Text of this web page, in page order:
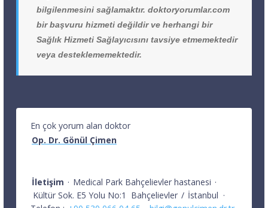
bilgilenmesini sağlamaktır. doktoryorumlar.com
bir başvuru hizmeti değildir ve herhangi bir
Sağlık Hizmeti Sağlayıcısını tavsiye etmemektedir
veya desteklememektedir.
En çok yorum alan doktor
Op. Dr. Gönül Çimen
İletişim · Medical Park Bahçelievler hastanesi ·
Kültür Sok. E5 Yolu No:1
Bahçelievler / İstanbul ·